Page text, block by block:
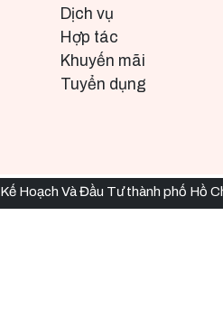
Dịch vụ
Hợp tác
Khuyến mãi
Tuyển dụng
Hoạch Và Đầu Tư thành phố Hồ